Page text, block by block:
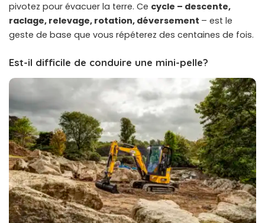
pivotez pour évacuer la terre. Ce cycle – descente,
raclage, relevage, rotation, déversement – est le
geste de base que vous répéterez des centaines de fois.
Est-il difficile de conduire une mini-pelle?